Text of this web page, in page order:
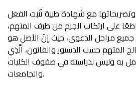
وتصريحاتها مع شهادة طبية تُثبت الفعل
على ارتكاب الجرم من طرف المتهم،
جميع مراحل الدعوى، حيث إنّ الأصل هو
المتهم حسب الدستور والقانون، الَّذِي
به وليس لدراسته في صفوف الكليات
والجامعات.